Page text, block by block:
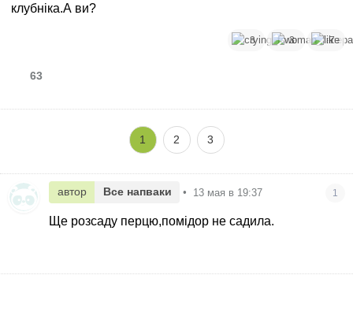
клубніка.А ви?
3 3 7
63
1 2 3
автор Все напваки • 13 мая в 19:37 1
Ще розсаду перцю,помідор не садила.